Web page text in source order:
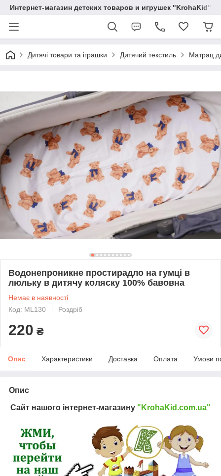
Интернет-магазин детских товаров и игрушек "KrohaKid"
Дитячі товари та іграшки Дитячий текстиль Матрац
Водонепроникне простирадло на гумці в
люльку в дитячу коляску 100% бавовна
Немає в наявності
Код: ML130
Роздріб
220 ₴
Опис Характеристики Доставка Оплата Умови
Опис
Сайт нашого інтернет-магазину " KrohaKid.com.ua"